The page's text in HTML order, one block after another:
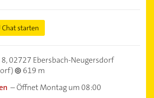
Chat starten
02727 Ebersbach-Neugersdorf
619 m
–Öffnet Montag um 08:00